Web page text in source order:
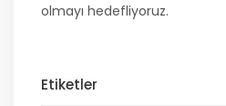
olmayı hedefliyoruz.
Etiketler